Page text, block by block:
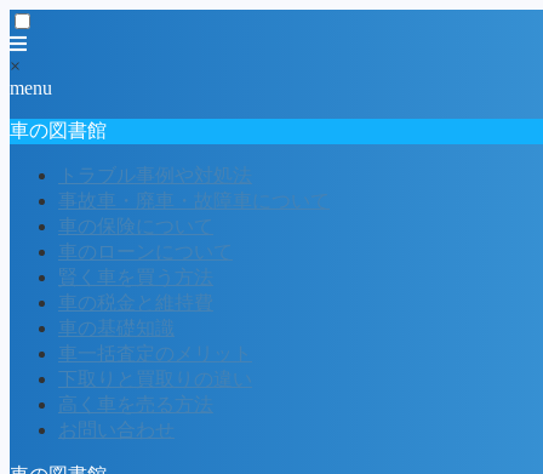
×
menu
車の図書館
トラブル事例や対処法
事故車・廃車・故障車について
車の保険について
車のローンについて
賢く車を買う方法
車の税金と維持費
車の基礎知識
車一括査定のメリット
下取りと買取りの違い
高く車を売る方法
お問い合わせ